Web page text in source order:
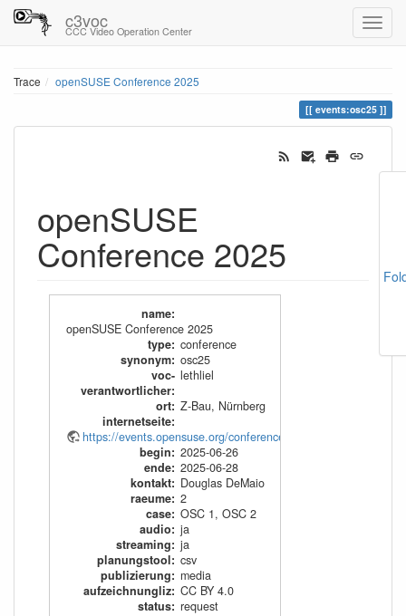
c3voc
CCC Video Operation Center
Trace openSUSE Conference 2025
events:osc25
openSUSE
Conference 2025
name:
openSUSE Conference 2025
type: conference
synonym: osc25
voc-
verantwortlicher:
lethliel
ort: Z-Bau, Nürnberg
internetseite:
https://events.opensuse.org/conference/oSC25
begin: 2025-06-26
ende: 2025-06-28
kontakt: Douglas DeMaio
raeume: 2
case: OSC 1,OSC 2
audio: ja
streaming: ja
planungstool: csv
publizierung: media
aufzeichnungliz: CC BY 4.0
status: request